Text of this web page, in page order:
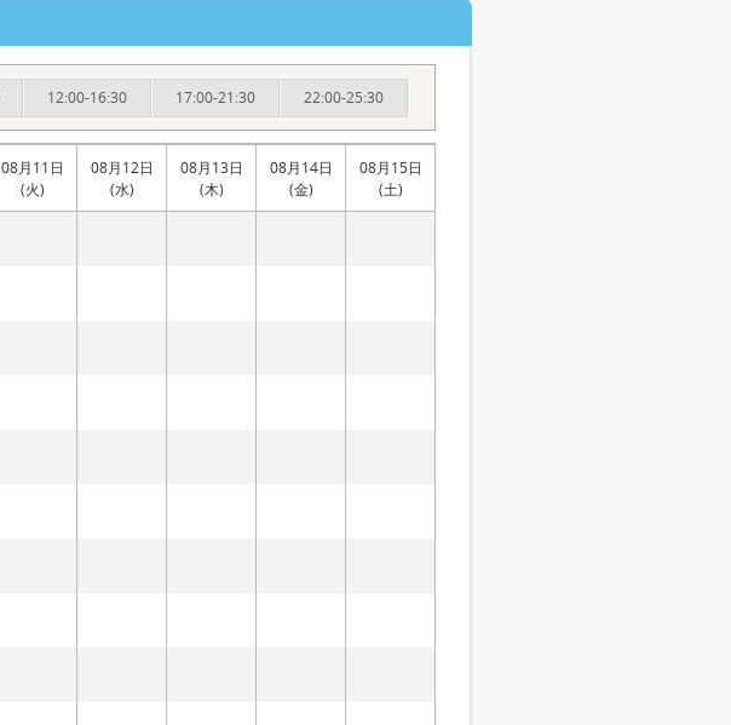
12:00-16:30 17:00-21:30 22:00-25:30
08月11日
(火)
08月12日
(水)
08月13日
(木)
08月14日
(金)
08月15日
(土)